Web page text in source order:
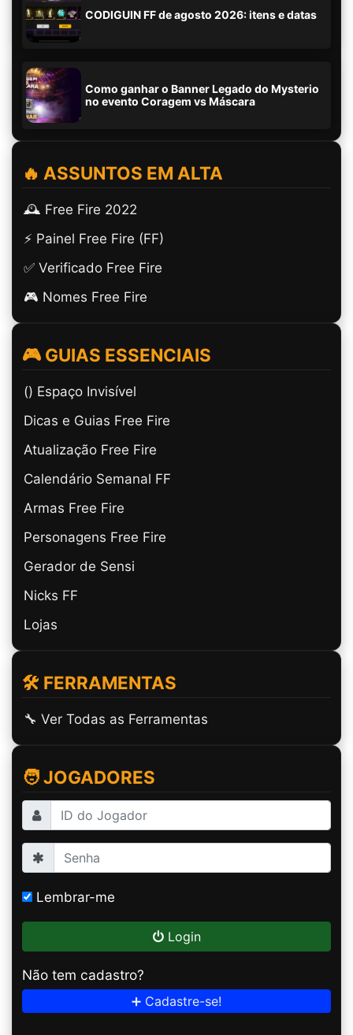
CODIGUIN FF de agosto 2026: itens e datas
Como ganhar o Banner Legado do Mysterio
no evento Coragem vs Máscara
🔥 ASSUNTOS EM ALTA
🕰️ Free Fire 2022
⚡ Painel Free Fire (FF)
✅ Verificado Free Fire
🎮 Nomes Free Fire
🎮 GUIAS ESSENCIAIS
(ㅤ) Espaço Invisível
Dicas e Guias Free Fire
Atualização Free Fire
Calendário Semanal FF
Armas Free Fire
Personagens Free Fire
Gerador de Sensi
Nicks FF
Lojas
🛠️ FERRAMENTAS
🔧 Ver Todas as Ferramentas
🧑 JOGADORES
Lembrar-me
Login
Não tem cadastro?
➕ Cadastre-se!